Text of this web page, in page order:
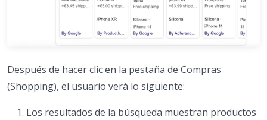
Después de hacer clic en la pestaña de Compras
(Shopping), el usuario verá lo siguiente:
Los resultados de la búsqueda muestran productos